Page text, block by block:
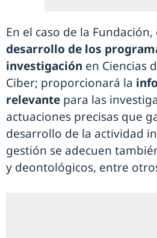
En el caso de la
desarrollo de los
investigación en Ciencias
Ciber; proporcionará la
relevante para las
actuaciones precisas que
desarrollo de la actividad
gestión se adecuen
y deontológicos, entre